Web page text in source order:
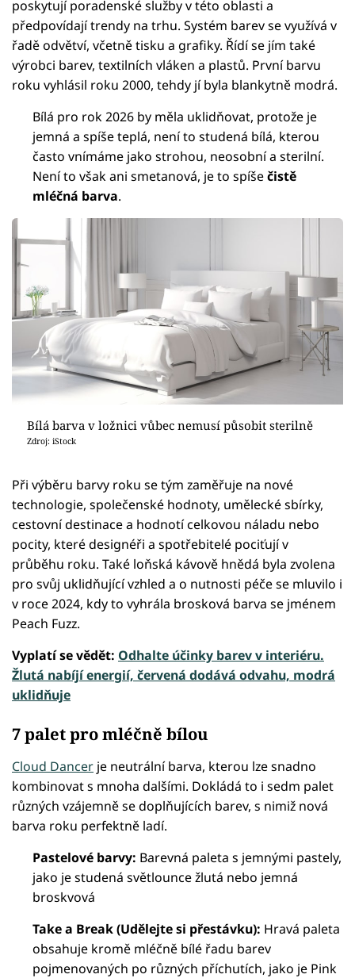
poskytují poradenské služby v této oblasti a
předpovídají trendy na trhu. Systém barev se využívá v
řadě odvětví, včetně tisku a grafiky. Řídí se jím také
výrobci barev, textilních vláken a plastů. První barvu
roku vyhlásil roku 2000, tehdy jí byla blankytně modrá.
Bílá pro rok 2026 by měla uklidňovat, protože je
jemná a spíše teplá, není to studená bílá, kterou
často vnímáme jako strohou, neosobní a sterilní.
Není to však ani smetanová, je to spíšečistě
mléčná barva.
Bílá barva v ložnici vůbec nemusí působit sterilně
Zdroj: iStock
Při výběru barvy roku se tým zaměřuje na nové
technologie, společenské hodnoty, umělecké sbírky,
cestovní destinace a hodnotí celkovou náladu nebo
pocity, které designéři a spotřebitelé pociťují v
průběhu roku. Také loňská kávově hnědá byla zvolena
pro svůj uklidňující vzhled a o nutnosti péče se mluvilo i
v roce 2024, kdy to vyhrála brosková barva se jménem
Peach Fuzz.
Vyplatí se vědět: Odhalte účinky barev v interiéru.
Žlutá nabíjí energií, červená dodává odvahu, modrá
uklidňuje
7 palet pro mléčně bílou
Cloud Dancer je neutrální barva, kterou lze snadno
kombinovat s mnoha dalšími. Dokládá to i sedm palet
různých vzájemně se doplňujících barev, s nimiž nová
barva roku perfektně ladí.
Pastelové barvy: Barevná paleta s jemnými pastely,
jako je studená světlounce žlutá nebo jemná
broskvová
Take a Break (Udělejte si přestávku): Hravá paleta
obsahuje kromě mléčně bílé řadu barev
pojmenovaných po různých příchutích, jako je Pink